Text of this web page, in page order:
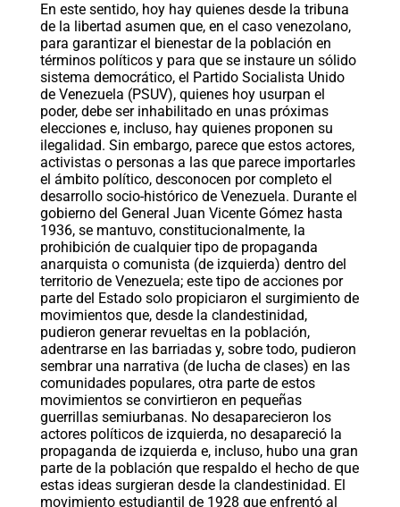
En este sentido, hoy hay quienes desde la tribuna
de la libertad asumen que, en el caso venezolano,
para garantizar el bienestar de la población en
términos políticos y para que se instaure un sólido
sistema democrático, el Partido Socialista Unido
de Venezuela (PSUV), quienes hoy usurpan el
poder, debe ser inhabilitado en unas próximas
elecciones e, incluso, hay quienes proponen su
ilegalidad. Sin embargo, parece que estos actores,
activistas o personas a las que parece importarles
el ámbito político, desconocen por completo el
desarrollo socio-histórico de Venezuela. Durante el
gobierno del General Juan Vicente Gómez hasta
1936, se mantuvo, constitucionalmente, la
prohibición de cualquier tipo de propaganda
anarquista o comunista (de izquierda) dentro del
territorio de Venezuela; este tipo de acciones por
parte del Estado solo propiciaron el surgimiento de
movimientos que, desde la clandestinidad,
pudieron generar revueltas en la población,
adentrarse en las barriadas y, sobre todo, pudieron
sembrar una narrativa (de lucha de clases) en las
comunidades populares, otra parte de estos
movimientos se convirtieron en pequeñas
guerrillas semiurbanas. No desaparecieron los
actores políticos de izquierda, no desapareció la
propaganda de izquierda e, incluso, hubo una gran
parte de la población que respaldo el hecho de que
estas ideas surgieran desde la clandestinidad. El
movimiento estudiantil de 1928 que enfrentó al